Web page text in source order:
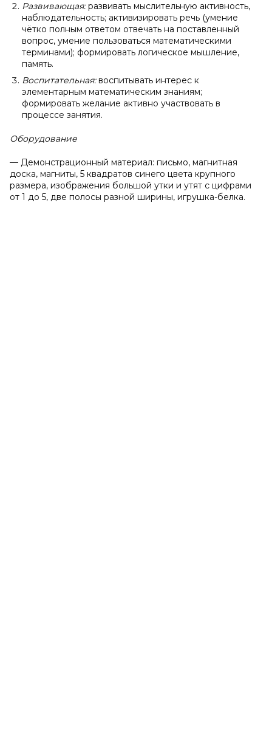
Развивающая:развивать мыслительную активность,
наблюдательность; активизировать речь (умение
чётко полным ответом отвечать на поставленный
вопрос, умение пользоваться математическими
терминами); формировать логическое мышление,
память.
Воспитательная:воспитывать интерес к
элементарным математическим знаниям;
формировать желание активно участвовать в
процессе занятия.
Оборудование
— Демонстрационный материал: письмо, магнитная
доска, магниты, 5 квадратов синего цвета крупного
размера, изображения большой утки и утят с цифрами
от 1 до 5, две полосы разной ширины, игрушка-белка.